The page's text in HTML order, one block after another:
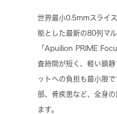
世界最小0.5mmスライ
能とした最新の80列マ
「Apuilion PRIME
査時間が短く、軽い鎮
ットへの負担も最小限
部、骨疾患など、全身
ます。